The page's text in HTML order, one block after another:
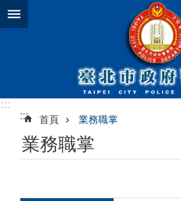
跳到主要內容區塊
:::
:::
首頁 業務職掌
業務職掌